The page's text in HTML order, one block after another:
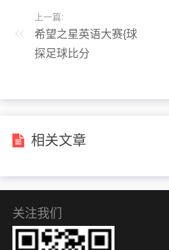
上一篇:
希望之星英语大赛{球
探足球比分
相关文章
关注我们